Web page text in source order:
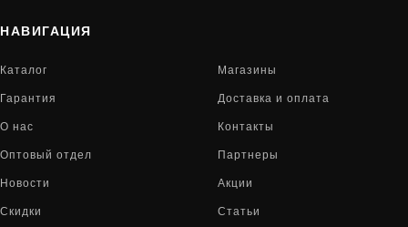
НАВИГАЦИЯ
Каталог Магазины
Гарантия Доставка и оплата
О нас Контакты
Оптовый отдел Партнеры
Новости Акции
Скидки Статьи